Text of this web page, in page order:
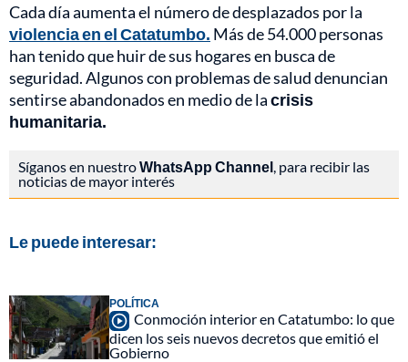
Cada día aumenta el número de desplazados por la
violencia en el Catatumbo. Más de 54.000 personas
han tenido que huir de sus hogares en busca de
seguridad. Algunos con problemas de salud denuncian
sentirse abandonados en medio de lacrisis
humanitaria.
Síganos en nuestroWhatsApp Channel , para recibir las
noticias de mayor interés
Le puede interesar:
POLÍTICA
Conmoción interior en Catatumbo: lo que
dicen los seis nuevos decretos que emitió el
Gobierno